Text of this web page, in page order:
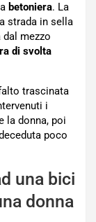
betoniera. La
strada in sella
mezzo
di svolta
trascinata
i
la donna, poi
poco
una bici
donna